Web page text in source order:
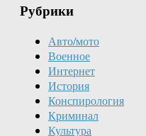
Рубрики
Авто/мото
Военное
Интернет
История
Конспирология
Криминал
Культура